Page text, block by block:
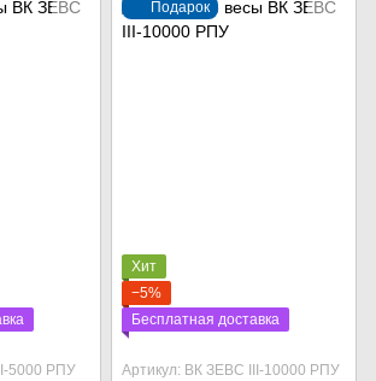
5000 РПУ
Подарок
Хит
−5%
Бесплатная доставка
Артикул: ВК ЗЕВС ІІІ-10000 РПУ